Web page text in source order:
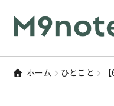
ナ
ビ
ゲ
ー
コ
ン
テ
ン
9マスノート
ホーム ひとこと